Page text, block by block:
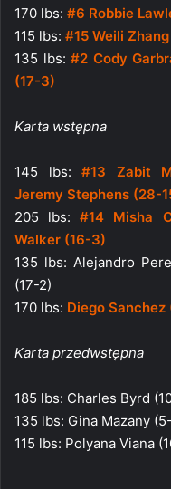
170 lbs: #6 Robbie
115 lbs: #15 Weili
135 lbs:#2 Cody
(17-3)
Karta wstępna
145 lbs:#13 Zabit
Jeremy Stephens (28-
205 lbs:#14 Misha
Walker (16-3)
135 lbs: Alejandro
(17-2)
170 lbs: Diego
Karta przedwstępna
185 lbs: Charles Byrd
135 lbs: Gina Mazany
115 lbs: Polyana Viana